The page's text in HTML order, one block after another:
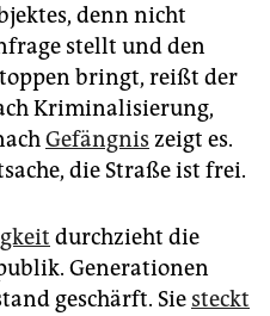
denn nicht
stellt und den
bringt, reißt der
Kriminalisierung,
Gefängnis zeigt es.
die Straße ist frei.
durchzieht die
Generationen
geschärft. Sie steckt